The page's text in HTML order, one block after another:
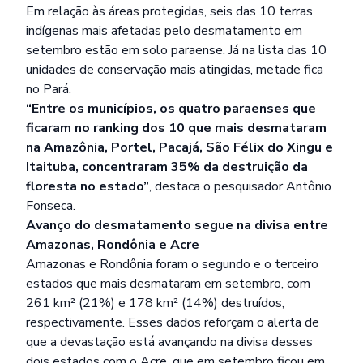
Em relação às áreas protegidas, seis das 10 terras
indígenas mais afetadas pelo desmatamento em
setembro estão em solo paraense. Já na lista das 10
unidades de conservação mais atingidas, metade fica
no Pará.
“Entre os municípios, os quatro paraenses que
ficaram no ranking dos 10 que mais desmataram
na Amazônia, Portel, Pacajá, São Félix do Xingu e
Itaituba, concentraram 35% da destruição da
floresta no estado”, destaca o pesquisador Antônio
Fonseca.
Avanço do desmatamento segue na divisa entre
Amazonas, Rondônia e Acre
Amazonas e Rondônia foram o segundo e o terceiro
estados que mais desmataram em setembro, com
261 km² (21%) e 178 km² (14%) destruídos,
respectivamente. Esses dados reforçam o alerta de
que a devastação está avançando na divisa desses